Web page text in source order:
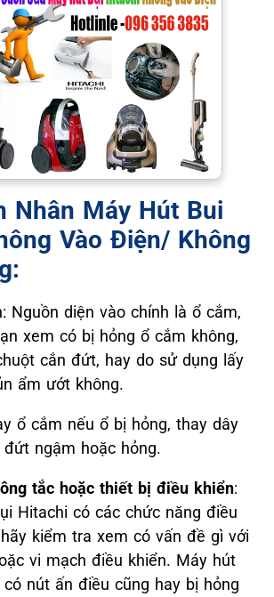
Nhân Máy Hút Bui
Vào Điện/ Không
Nguồn diện vào chính là ổ cắm,
xem có bị hỏng ổ cắm không,
cắn đứt, hay do sử dụng lấy
ẩm ướt không.
ổ cắm nếu ổ bị hỏng, thay dây
ngậm hoặc hỏng.
tắc hoặc thiết bị điều khiển:
Hitachi có các chức năng điều
kiểm tra xem có vấn đề gì với
vi mạch điều khiển. Máy hút
nút ấn điều cũng hay bị hỏng